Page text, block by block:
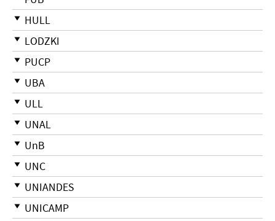
HULL
LODZKI
PUCP
UBA
ULL
UNAL
UnB
UNC
UNIANDES
UNICAMP